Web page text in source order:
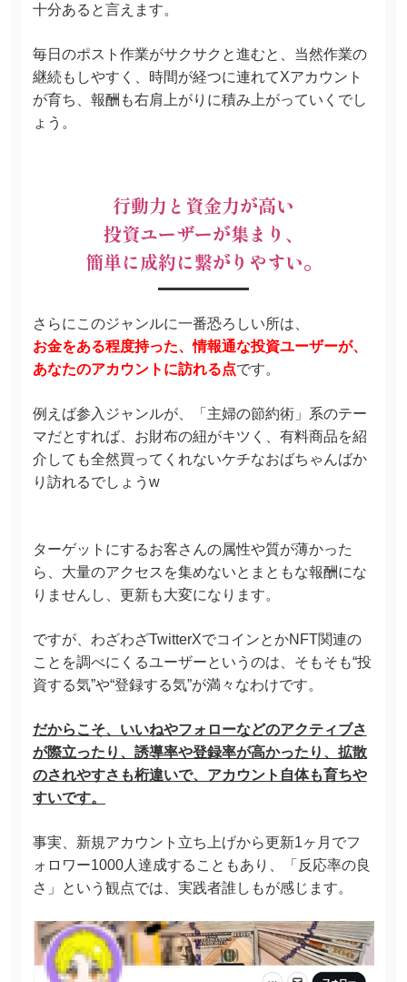
十分あると言えます。
毎日のポスト作業がサクサクと進むと、当然作業の
継続もしやすく、時間が経つに連れてXアカウント
が育ち、報酬も右肩上がりに積み上がっていくでし
ょう。
行動力と資金力が高い
投資ユーザーが集まり、
簡単に成約に繋がりやすい。
さらにこのジャンルに一番恐ろしい所は、
お金をある程度持った、情報通な投資ユーザーが、
あなたのアカウントに訪れる点です。
例えば参入ジャンルが、「主婦の節約術」系のテー
マだとすれば、お財布の紐がキツく、有料商品を紹
介しても全然買ってくれないケチなおばちゃんばか
り訪れるでしょうw
ターゲットにするお客さんの属性や質が薄かった
ら、大量のアクセスを集めないとまともな報酬にな
りませんし、更新も大変になります。
ですが、わざわざTwitterXでコインとかNFT関連の
ことを調べにくるユーザーというのは、そもそも“投
資する気”や“登録する気”が満々なわけです。
だからこそ、いいねやフォローなどのアクティブさ
が際立ったり、誘導率や登録率が高かったり、拡散
のされやすさも桁違いで、アカウント自体も育ちや
すいです。
事実、新規アカウント立ち上げから更新1ヶ月でフ
ォロワー1000人達成することもあり、「反応率の良
さ」という観点では、実践者誰しもが感じます。